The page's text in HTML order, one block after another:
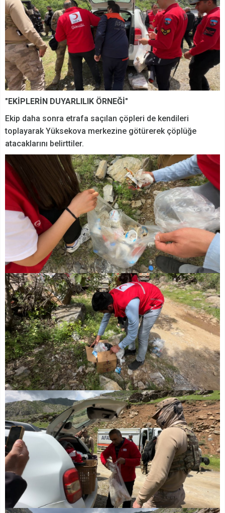
"EKİPLERİN DUYARLILIK ÖRNEĞİ"
Ekip daha sonra etrafa saçılan çöpleri de kendileri
toplayarak Yüksekova merkezine götürerek çöplüğe
atacaklarını belirttiler.